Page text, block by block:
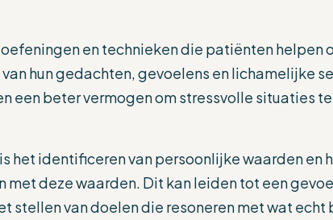
en technieken die patiënten helpen
hun gedachten, gevoelens en lichamelijke
een beter vermogen om stressvolle situaties
het identificeren van persoonlijke waarden en
deze waarden. Dit kan leiden tot een
stellen van doelen die resoneren met wat echt